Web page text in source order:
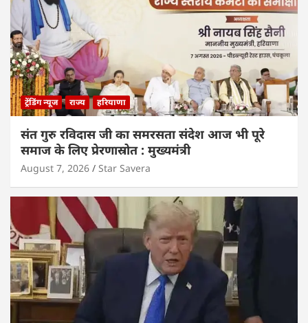
ट्रेंडिंग न्यूज राज्य हरियाणा
संत गुरु रविदास जी का समरसता संदेश आज भी पूरे
समाज के लिए प्रेरणास्रोत : मुख्यमंत्री
August 7, 2026 Star Savera